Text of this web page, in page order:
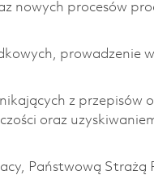
nowych procesów
prowadzenie
z przepisów
oraz
Państwową